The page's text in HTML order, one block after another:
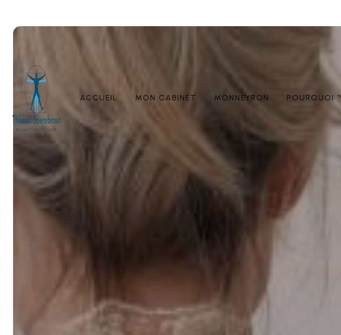
ACCUEIL MON CABINET MONNEYRON POURQUOI ?